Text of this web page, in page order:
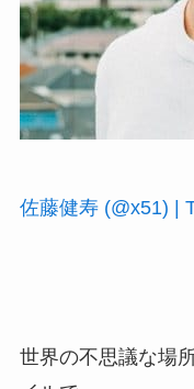
佐藤健寿 (@x51) |
世界の不思議な場